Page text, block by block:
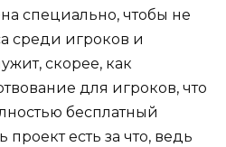
специально, чтобы не
среди игроков и
скорее, как
для игроков, что
бесплатный
есть за что, ведь